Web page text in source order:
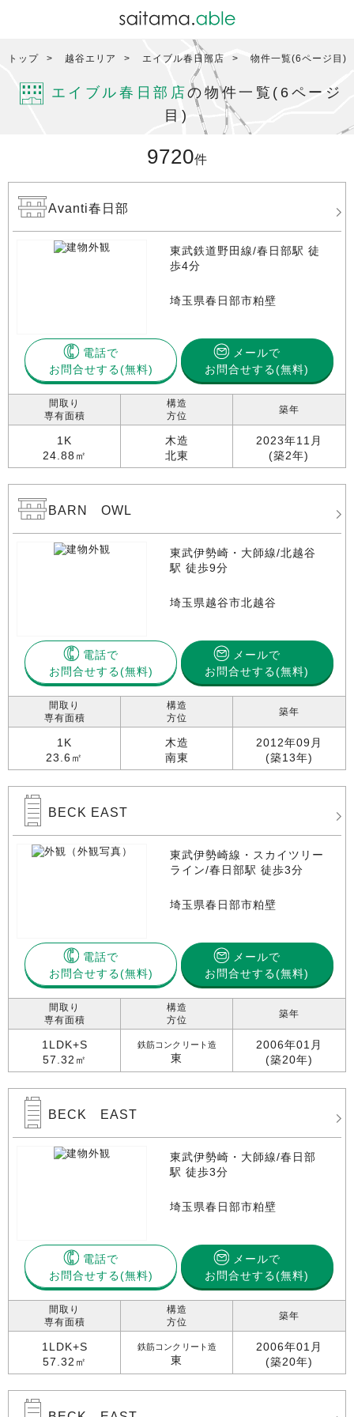
トップ 越谷エリア エイブル春日部店 物件一覧(6ページ目)
エイブル春日部店の物件一覧(6ページ
目)
9720件
Avanti春日部
東武鉄道野田線/春日部駅 徒
歩4分
埼玉県春日部市粕壁
電話で
お問合せする
メールで
お問合せする(無料)
間取り
専有面積
1K
24.88㎡
構造
方位
木造
北東
築年
2023年11月
(築2年)
BARN OWL
東武伊勢崎・大師線/北越谷
駅 徒歩9分
埼玉県越谷市北越谷
電話で
お問合せする
メールで
お問合せする(無料)
間取り
専有面積
1K
23.6㎡
構造
方位
木造
南東
築年
2012年09月
(築13年)
BECK EAST
東武伊勢崎線・スカイツリー
ライン/春日部駅 徒歩3分
埼玉県春日部市粕壁
電話で
お問合せする
メールで
お問合せする(無料)
間取り
専有面積
1LDK+S
57.32㎡
構造
方位
鉄筋コンクリート造
東
築年
2006年01月
(築20年)
BECK EAST
東武伊勢崎・大師線/春日部
駅 徒歩3分
埼玉県春日部市粕壁
電話で
お問合せする
メールで
お問合せする(無料)
間取り
専有面積
1LDK+S
57.32㎡
構造
方位
鉄筋コンクリート造
東
築年
2006年01月
(築20年)